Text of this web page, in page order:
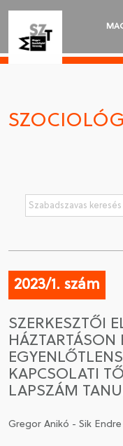
SZOCIOLÓGIAI SZEMLE
CSATLAKOZÁS A
TAGSÁGOMAT
2023/1. szám
SZERKESZTŐI
HÁZTARTÁSON
KAPCSOLATI
LAPSZÁM
Gregor Anikó - Sik Endre